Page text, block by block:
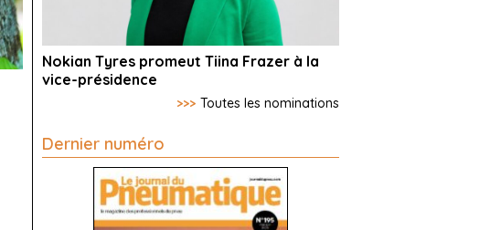
Nokian Tyres promeut Tiina Frazer à la
vice-présidence
>>> Toutes les nominations
Dernier numéro